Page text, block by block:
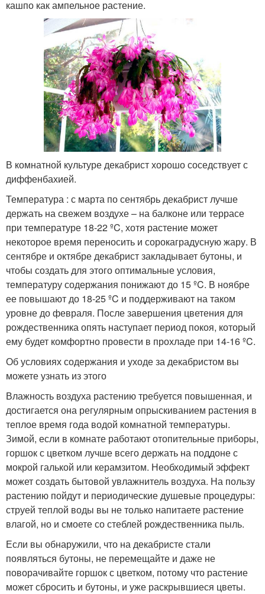
кашпо как ампельное растение.
В комнатной культуре декабрист хорошо соседствует с
диффенбахией.
Температура : с марта по сентябрь декабрист лучше
держать на свежем воздухе – на балконе или террасе
при температуре 18-22 ºC, хотя растение может
некоторое время переносить и сорокаградусную жару. В
сентябре и октябре декабрист закладывает бутоны, и
чтобы создать для этого оптимальные условия,
температуру содержания понижают до 15 ºC. В ноябре
ее повышают до 18-25 ºC и поддерживают на таком
уровне до февраля. После завершения цветения для
рождественника опять наступает период покоя, который
ему будет комфортно провести в прохладе при 14-16 ºC.
Об условиях содержания и уходе за декабристом вы
можете узнать из этого
Влажность воздуха растению требуется повышенная, и
достигается она регулярным опрыскиванием растения в
теплое время года водой комнатной температуры.
Зимой, если в комнате работают отопительные приборы,
горшок с цветком лучше всего держать на поддоне с
мокрой галькой или керамзитом. Необходимый эффект
может создать бытовой увлажнитель воздуха. На пользу
растению пойдут и периодические душевые процедуры:
струей теплой воды вы не только напитаете растение
влагой, но и смоете со стеблей рождественника пыль.
Если вы обнаружили, что на декабристе стали
появляться бутоны, не перемещайте и даже не
поворачивайте горшок с цветком, потому что растение
может сбросить и бутоны, и уже раскрывшиеся цветы.